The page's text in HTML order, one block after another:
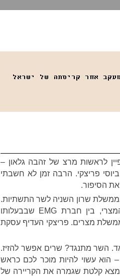
לראשות מרצ של זהבה גלאון –
פריצקי. הרבה זמן לא חשבתי
הסיפור.
שרון השניה לשר התשתיות.
בתוקף תפקידו, הוא התנגד להסכם הגז המצרי, בין חברת EMG שבבעלותו
ובין ממשלת מצרים. פריצקי העדיף עסקת
השר מתנגד? שרים אפשר להזיז.
הוא עשוי להיות מוכר לכם כראש
קלטת שגמרה את הקריירה של